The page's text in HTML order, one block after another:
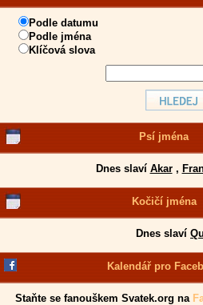
Podle datumu
Podle jména
Klíčová slova
Psí jména
Dnes slaví Akar,
Kočičí jména
Dnes slaví
Kalendář pro
Staňte se fanouškem Svatek.org na